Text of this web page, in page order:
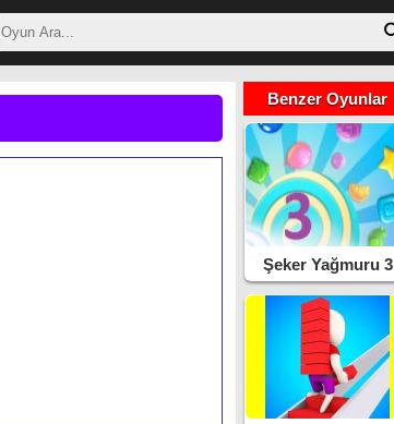
Benzer Oyunlar
Şeker Yağmuru 3